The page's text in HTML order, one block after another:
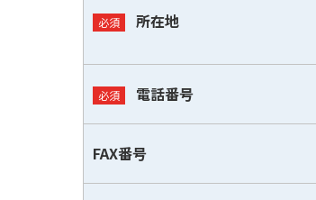
所在地
電話番号
FAX番号